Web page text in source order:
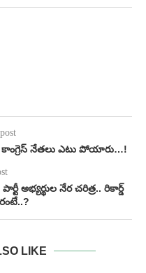
కాంగ్రెస్ నేతలు ఎటు పోయారు…!
అభ్యర్థుల నేర చరిత్ర.. రికార్డ్
LIKE